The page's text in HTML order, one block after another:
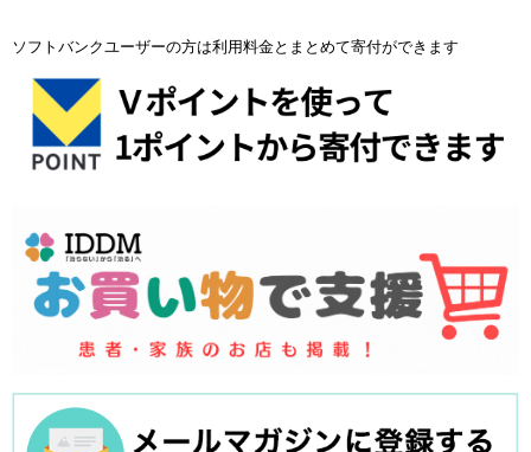
ソフトバンクユーザーの方は利用料金とまとめて寄付ができます